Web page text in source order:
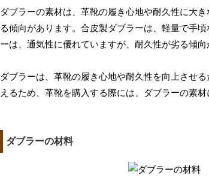
ダブラーの素材は、革靴の履き心地や耐久性に大
る傾向があります。合皮製ダブラーは、軽量で手
ーは、通気性に優れていますが、耐久性が劣る傾向
ダブラーは、革靴の履き心地や耐久性を向上させ
えるため、革靴を購入する際には、ダブラーの素材
ダブラーの材料